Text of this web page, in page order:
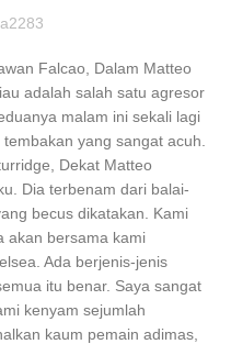
Falcao, Dalam Matteo
adalah salah satu agresor
malam ini sekali lagi
yang sangat acuh.
Dekat Matteo
Dia terbenam dari balai-
becus dikatakan. Kami
akan bersama kami
Ada berjenis-jenis
itu benar. Saya sangat
kenyam sejumlah
kaum pemain adimas,